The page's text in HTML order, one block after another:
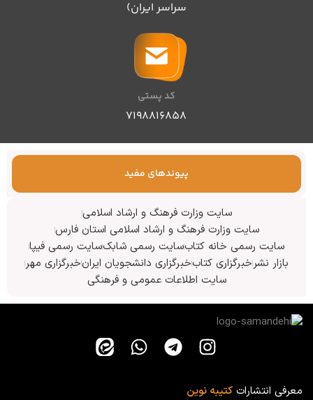
سراسر ایران)
کد پستی
۷۱۹۸۸۱۶۸۵۸
پیوندهای مفید
سایت وزارت فرهنگ و ارشاد اسلامی
سایت وزارت فرهنگ و ارشاد اسلامی استان فارس
سایت رسمی خانه کتابسایت رسمی شابکسایت رسمی فیپا
بازار نشر خبرگزاری کتابخبرگزاری دانشجویان ایرانخبرگزاری مهر
سایت اطلاعات عمومی و فرهنگی
معرفی انتشاراتکتیبه نوین